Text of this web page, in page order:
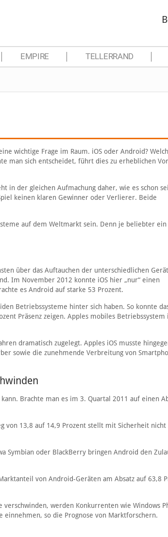
EMPIRE TELLERRAND
wichtige Frage im Raum. iOS oder Android?
man sich entscheidet, führt dies zu erheblichen
in der gleichen Aufmachung daher, wie es schon
keinen klaren Gewinner oder Verlierer. Beide
auf dem Weltmarkt sein. Denn je beliebter ein
über das Auftauchen der unterschiedlichen
Im November 2012 konnte iOS hier „nur“ einen
es Android auf starke 53 Prozent.
Betriebssysteme hinter sich haben. So konnte
Präsenz zeigen. Apples mobiles Betriebssystem
dramatisch zugelegt. Apples iOS musste
sowie die zunehmende Verbreitung von
Brachte man es im 3. Quartal 2011 auf einen
von 13,8 auf 14,9 Prozent stellt mit Sicherheit nicht
Symbian oder BlackBerry bringen Android den
von Android-Geräten am Absatz auf 63,8
werden Konkurrenten wie Windows
einnehmen, so die Prognose von Marktforschern.